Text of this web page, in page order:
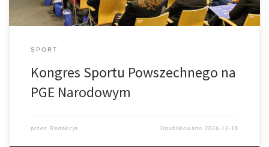
SPORT
Kongres Sportu Powszechnego na
PGE Narodowym
przez Redakcja Opublikowano 2024-12-18